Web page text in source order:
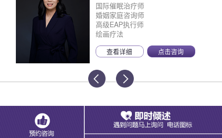
国际催眠治疗师
婚姻家庭咨询师
高级EAP执行师
绘画疗法
查看详细 点击咨询